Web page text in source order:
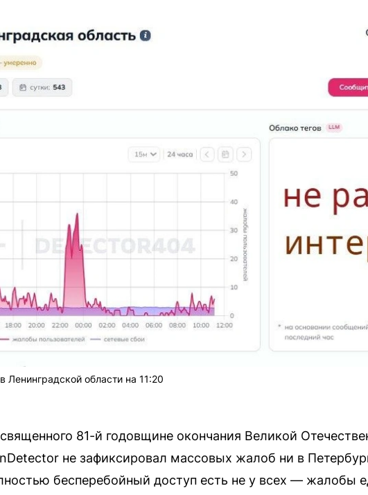
Ленинградской области на 11:20
81-й годовщине окончания Великой
не зафиксировал массовых жалоб ни в
бесперебойный доступ есть не у всех — жалобы